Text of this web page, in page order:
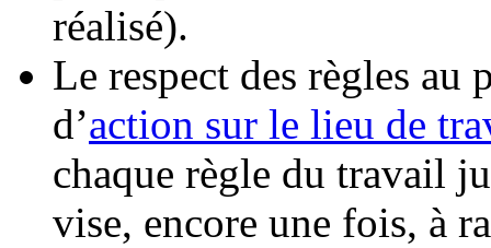
réalisé).
Le respect des règles au
d’action sur le lieu de
chaque règle du travail
vise, encore une fois, à